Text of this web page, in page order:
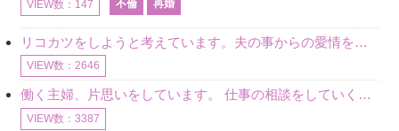
VIEW数：147 不倫 再婚
リコカツをしようと考えています。夫の事からの愛情を全く感じません。子供がいるので、子供が成長するまではと我慢しています。 まず、お金が必要だと考え、仕事の量も増やしました。ところが、夫は働かず、結局は
VIEW数：2646
働く主婦、片思いをしています。 仕事の相談をしていくうちに、彼のことを好きになりました。私には夫も子供もいます。不倫をしているわけでもなく、もちろん、この気持ちは誰にも話していません。 ラインをする関
VIEW数：3387